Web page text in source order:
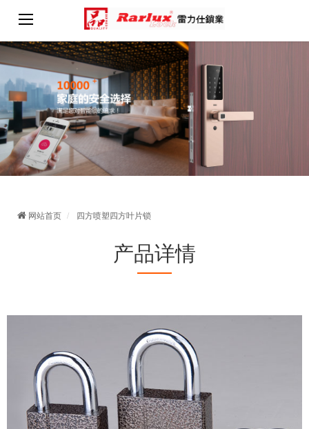
网站首页 四方喷塑四方叶片锁
产品详情